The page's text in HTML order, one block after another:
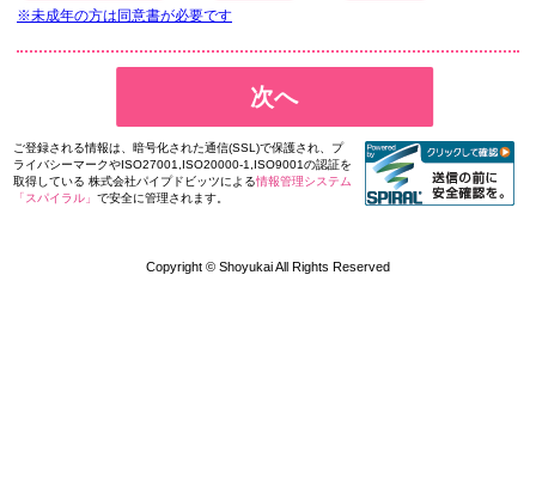
※未成年の方は同意書が必要です
次へ
ご登録される情報は、暗号化された通信(SSL)で保護され、プ
ライバシーマークやISO27001,ISO20000-1,ISO9001の認証を
取得している 株式会社パイプドビッツによる情報管理システム
「スパイラル」 で安全に管理されます。
Copyright © Shoyukai All Rights Reserved